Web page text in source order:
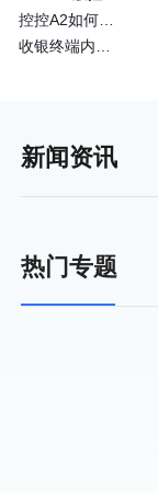
控控A2如何通过4G网卡上网
收银终端内嵌向日葵实现远程运维
新闻资讯
热门专题